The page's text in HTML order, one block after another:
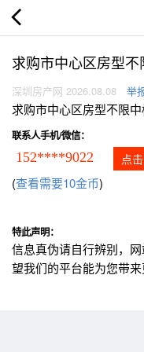
求购市中心区房型
深圳房产网 2026.08.08 举
求购市中心区房型不限
联系人手机/微信：
152****9022 点
(查看需要10金币)
特此声明：
信息真伪请自行辨别，
望我们的平台能为您带来